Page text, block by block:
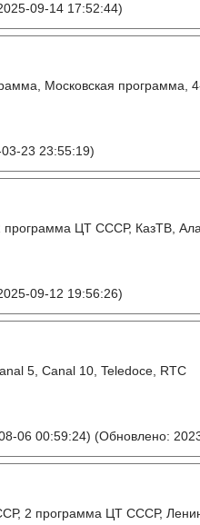
09-14 17:52:44)
Московская программа,
23 23:55:19)
ЦТ СССР, КазТВ,
09-12 19:56:26)
5, Canal 10, Teledoce, RTC
06 00:59:24) (Обновлено:
2 программа ЦТ СССР,